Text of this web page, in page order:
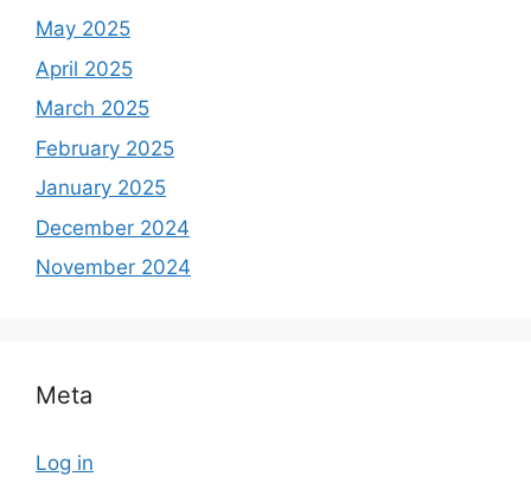
May 2025
April 2025
March 2025
February 2025
January 2025
December 2024
November 2024
Meta
Log in